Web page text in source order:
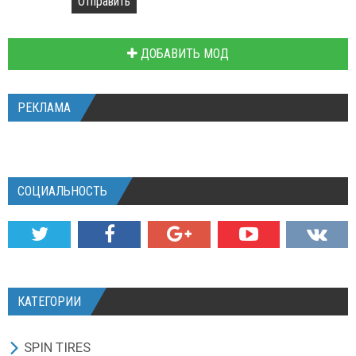
ДОБАВИТЬ МОД
РЕКЛАМА
СОЦИАЛЬНОСТЬ
КАТЕГОРИИ
SPIN TIRES